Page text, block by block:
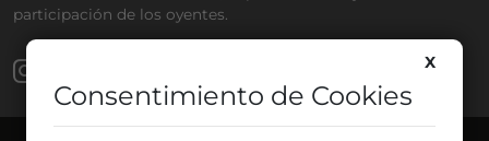
participación de los oyentes.
X
Consentimiento de Cookies